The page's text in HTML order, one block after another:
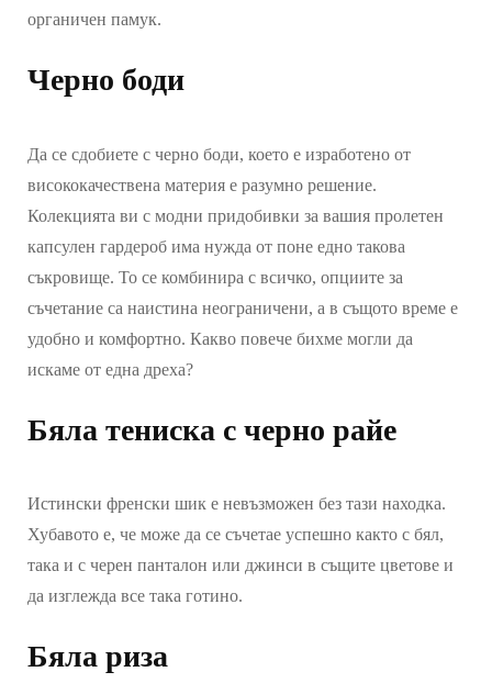
органичен памук.
Черно боди
Да се сдобиете с черно боди, което е изработено от
висококачествена материя е разумно решение.
Колекцията ви с модни придобивки за вашия пролетен
капсулен гардероб има нужда от поне едно такова
съкровище. То се комбинира с всичко, опциите за
съчетание са наистина неограничени, а в същото време е
удобно и комфортно. Какво повече бихме могли да
искаме от една дреха?
Бяла тениска с черно райе
Истински френски шик е невъзможен без тази находка.
Хубавото е, че може да се съчетае успешно както с бял,
така и с черен панталон или джинси в същите цветове и
да изглежда все така готино.
Бяла риза